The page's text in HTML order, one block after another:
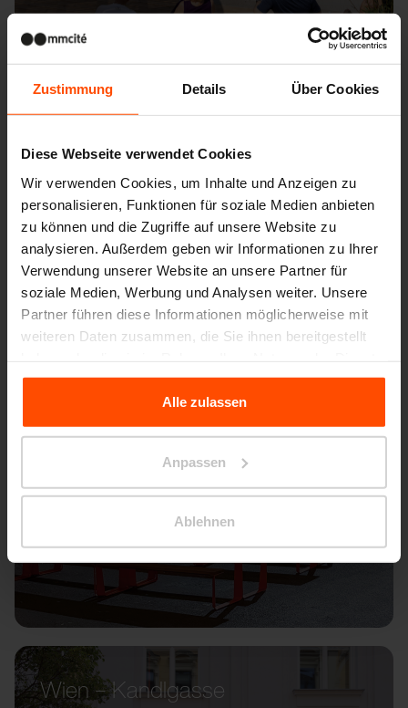
Zustimmung Details Über Cookies
Diese Webseite verwendet Cookies
Wir verwenden Cookies, um Inhalte und Anzeigen zu
personalisieren, Funktionen für soziale Medien anbieten
zu können und die Zugriffe auf unsere Website zu
analysieren. Außerdem geben wir Informationen zu Ihrer
Verwendung unserer Website an unsere Partner für
soziale Medien, Werbung und Analysen weiter. Unsere
Partner führen diese Informationen möglicherweise mit
weiteren Daten zusammen, die Sie ihnen bereitgestellt
gesammelt haben.
Für weitere Informationen besuchen Sie bitte Principles
Alle zulassen
Anpassen
Ablehnen
Seattle – Popup park
Wien – Kandlgasse